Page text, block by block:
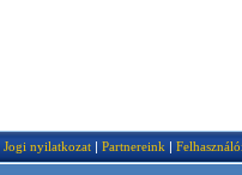
Jogi nyilatkozat | Partnereink |